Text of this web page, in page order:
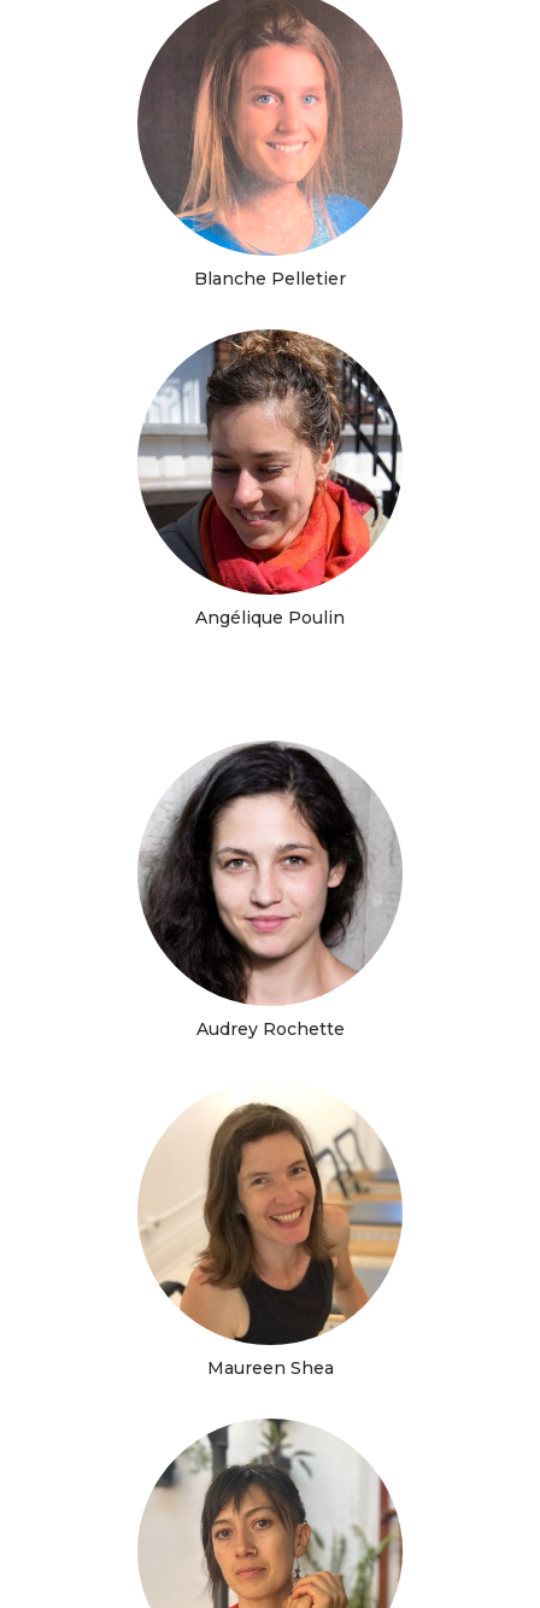
Blanche Pelletier
Angélique Poulin
Audrey Rochette
Maureen Shea